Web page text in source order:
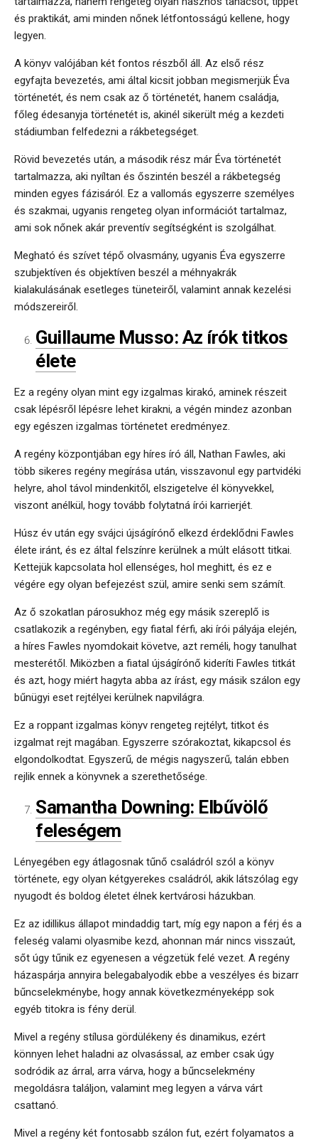
és praktikát, ami minden nőnek létfontosságú kellene, hogy
legyen.
A könyv valójában két fontos részből áll. Az első rész
egyfajta bevezetés, ami által kicsit jobban megismerjük Éva
történetét, és nem csak az ő történetét, hanem családja,
főleg édesanyja történetét is, akinél sikerült még a kezdeti
stádiumban felfedezni a rákbetegséget.
Rövid bevezetés után, a második rész már Éva történetét
tartalmazza, aki nyíltan és őszintén beszél a rákbetegség
minden egyes fázisáról. Ez a vallomás egyszerre személyes
és szakmai, ugyanis rengeteg olyan információt tartalmaz,
ami sok nőnek akár preventív segítségként is szolgálhat.
Megható és szívet tépő olvasmány, ugyanis Éva egyszerre
szubjektíven és objektíven beszél a méhnyakrák
kialakulásának esetleges tüneteiről, valamint annak kezelési
módszereiről.
Guillaume Musso: Az írók titkos
élete
Ez a regény olyan mint egy izgalmas kirakó, aminek részeit
csak lépésről lépésre lehet kirakni, a végén mindez azonban
egy egészen izgalmas történetet eredményez.
A regény központjában egy híres író áll, Nathan Fawles, aki
több sikeres regény megírása után, visszavonul egy partvidéki
helyre, ahol távol mindenkitől, elszigetelve él könyvekkel,
viszont anélkül, hogy tovább folytatná írói karrierjét.
Húsz év után egy svájci újságírónő elkezd érdeklődni Fawles
élete iránt, és ez által felszínre kerülnek a múlt elásott titkai.
Kettejük kapcsolata hol ellenséges, hol meghitt, és ez e
végére egy olyan befejezést szül, amire senki sem számít.
Az ő szokatlan párosukhoz még egy másik szereplő is
csatlakozik a regényben, egy fiatal férfi, aki írói pályája elején,
a híres Fawles nyomdokait követve, azt reméli, hogy tanulhat
mesterétől. Miközben a fiatal újságírónő kideríti Fawles titkát
és azt, hogy miért hagyta abba az írást, egy másik szálon egy
bűnügyi eset rejtélyei kerülnek napvilágra.
Ez a roppant izgalmas könyv rengeteg rejtélyt, titkot és
izgalmat rejt magában. Egyszerre szórakoztat, kikapcsol és
elgondolkodtat. Egyszerű, de mégis nagyszerű, talán ebben
rejlik ennek a könyvnek a szerethetősége.
Samantha Downing: Elbűvölő
feleségem
Lényegében egy átlagosnak tűnő családról szól a könyv
története, egy olyan kétgyerekes családról, akik látszólag egy
nyugodt és boldog életet élnek kertvárosi házukban.
Ez az idillikus állapot mindaddig tart, míg egy napon a férj és a
feleség valami olyasmibe kezd, ahonnan már nincs visszaút,
sőt úgy tűnik ez egyenesen a végzetük felé vezet. A regény
házaspárja annyira belegabalyodik ebbe a veszélyes és bizarr
bűncselekménybe, hogy annak következményeképp sok
egyéb titokra is fény derül.
Mivel a regény stílusa gördülékeny és dinamikus, ezért
könnyen lehet haladni az olvasással, az ember csak úgy
sodródik az árral, arra várva, hogy a bűncselekmény
megoldásra találjon, valamint meg legyen a várva várt
csattanó.
Mivel a regény két fontosabb szálon fut, ezért folyamatos a